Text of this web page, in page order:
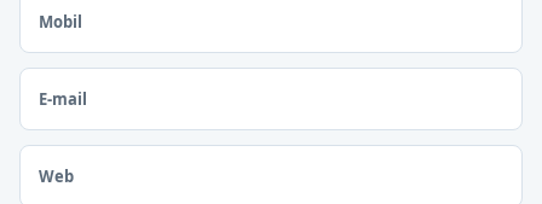
Mobil
E-mail
Web